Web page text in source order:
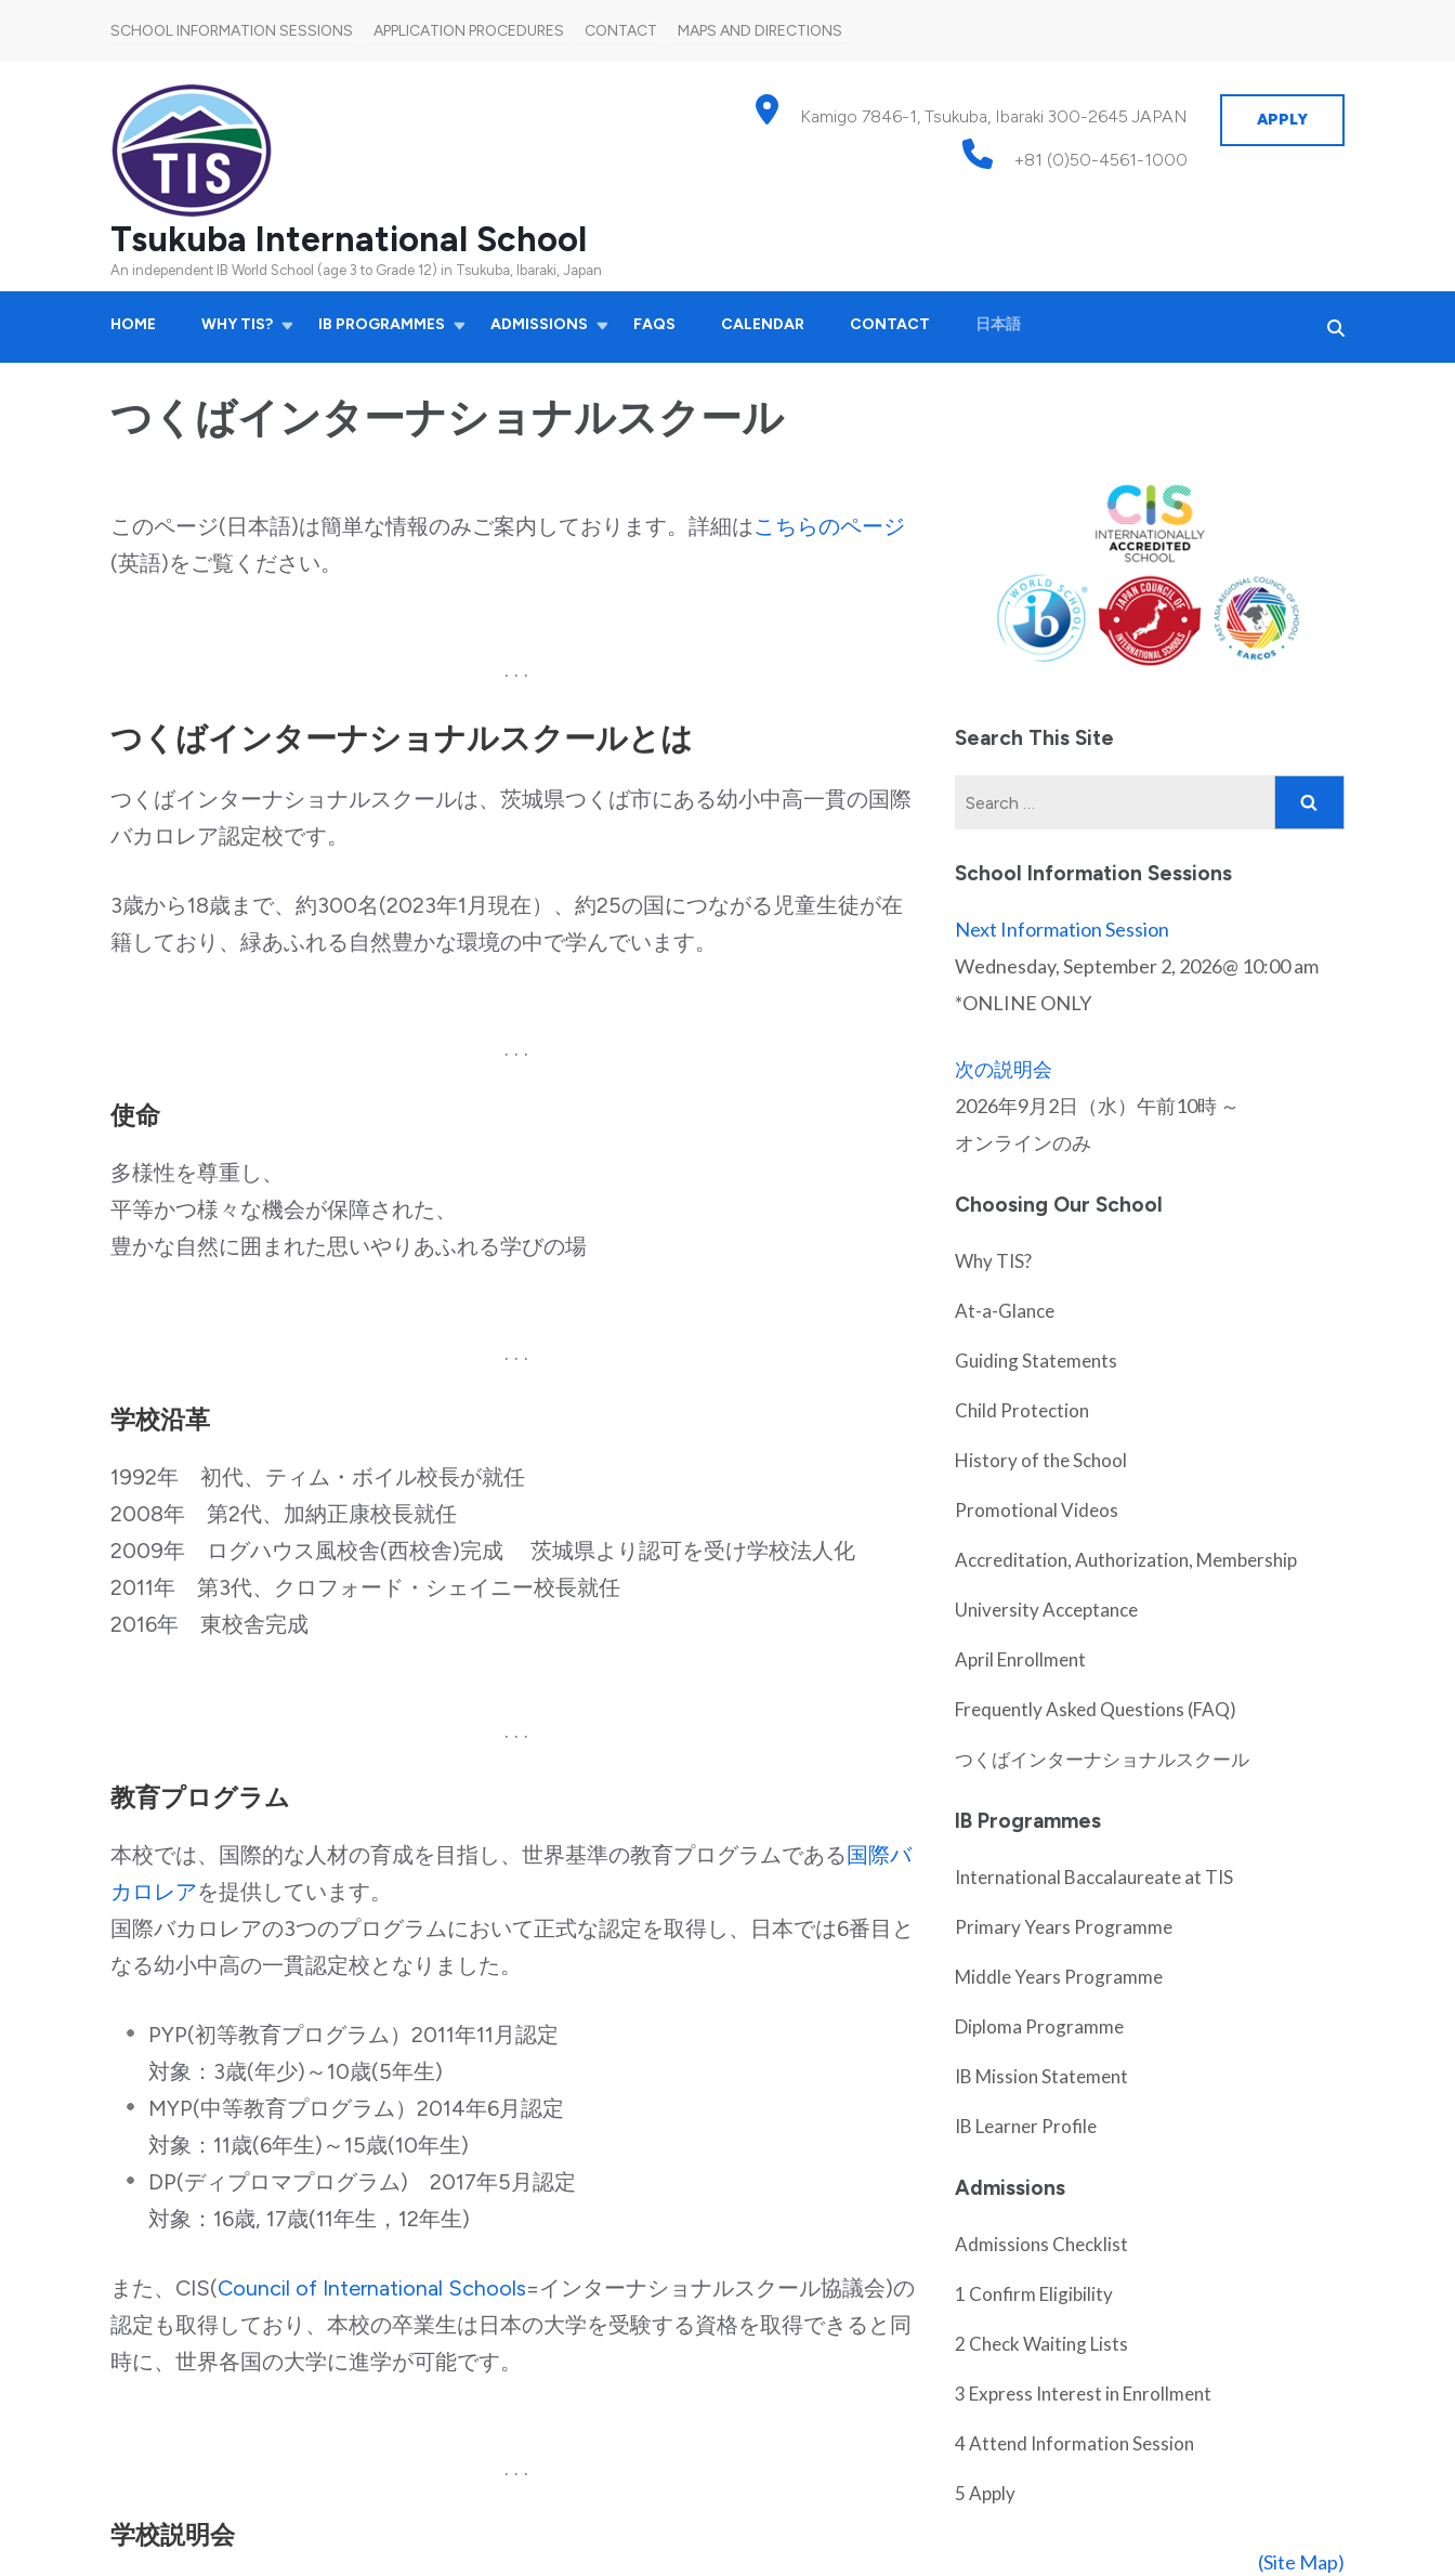
SCHOOL INFORMATION SESSIONS APPLICATION PROCEDURES CONTACT MAPS AND DIRECTIONS
Tsukuba International School
An independent IB World School (age 3 to Grade 12) in Tsukuba, Ibaraki, Japan
APPLY
Kamigo 7846-1, Tsukuba, Ibaraki 300-2645 JAPAN
+81 (0)50-4561-1000
HOME WHY TIS? IB PROGRAMMES ADMISSIONS FAQS CALENDAR CONTACT 日本語
つくばインターナショナルスクール
このページ(日本語)は簡単な情報のみご案内しております。詳細はこちらのページ
(英語)をご覧ください。
. . .
つくばインターナショナルスクールとは
つくばインターナショナルスクールは、茨城県つくば市にある幼小中高一貫の国際
バカロレア認定校です。
3歳から18歳まで、約300名(2023年1月現在）、約25の国につながる児童生徒が在
籍しており、緑あふれる自然豊かな環境の中で学んでいます。
. . .
使命
多様性を尊重し、
平等かつ様々な機会が保障された、
豊かな自然に囲まれた思いやりあふれる学びの場
. . .
学校沿革
1992年 初代、ティム・ボイル校長が就任
2008年 第2代、加納正康校長就任
2009年 ログハウス風校舎(西校舎)完成 茨城県より認可を受け学校法人化
2011年 第3代、クロフォード・シェイニー校長就任
2016年 東校舎完成
. . .
教育プログラム
本校では、国際的な人材の育成を目指し、世界基準の教育プログラムである国際バ
カロレアを提供しています。
国際バカロレアの3つのプログラムにおいて正式な認定を取得し、日本では6番目と
なる幼小中高の一貫認定校となりました。
PYP(初等教育プログラム）2011年11月認定
対象：3歳(年少)～10歳(5年生)
MYP(中等教育プログラム）2014年6月認定
対象：11歳(6年生)～15歳(10年生)
DP(ディプロマプログラム) 2017年5月認定
対象：16歳, 17歳(11年生，12年生)
また、CIS(Council of International Schools=インターナショナルスクール協議会)の
認定も取得しており、本校の卒業生は日本の大学を受験する資格を取得できると同
時に、世界各国の大学に進学が可能です。
. . .
学校説明会
Search This Site
Search
for:
School Information Sessions
Next Information Session
Wednesday, September 2, 2026@ 10:00 am
*ONLINE ONLY
次の説明会
2026年9月2日（水）午前10時 ～
オンラインのみ
Choosing Our School
Why TIS?
At-a-Glance
Guiding Statements
Child Protection
History of the School
Promotional Videos
Accreditation, Authorization, Membership
University Acceptance
April Enrollment
Frequently Asked Questions (FAQ)
つくばインターナショナルスクール
IB Programmes
International Baccalaureate at TIS
Primary Years Programme
Middle Years Programme
Diploma Programme
IB Mission Statement
IB Learner Profile
Admissions
Admissions Checklist
1 Confirm Eligibility
2 Check Waiting Lists
3 Express Interest in Enrollment
4 Attend Information Session
5 Apply
(Site Map)